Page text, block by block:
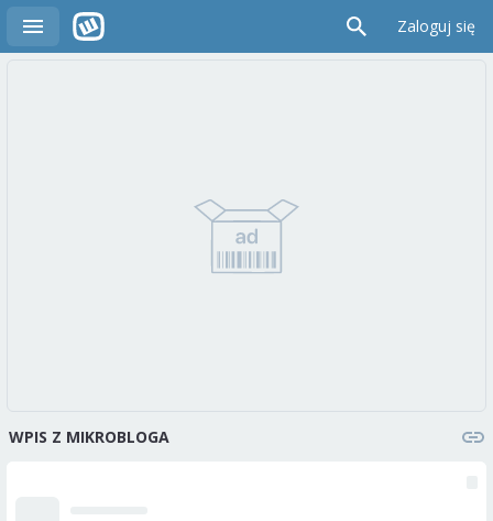
Zaloguj się
WPIS Z MIKROBLOGA